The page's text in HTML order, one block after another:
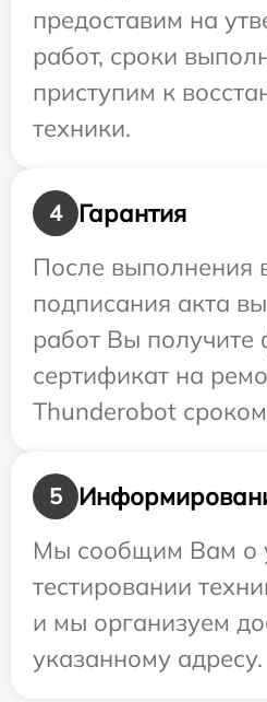
предоставим на
работ, сроки
приступим к
техники.
4
Гарантия
После выполнения
подписания акта
работ Вы
сертификат на
Thunderobot
5
Мы сообщим Вам о
тестировании
и мы организуем
указанному адресу.